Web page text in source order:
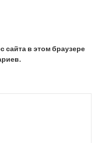
в этом браузере